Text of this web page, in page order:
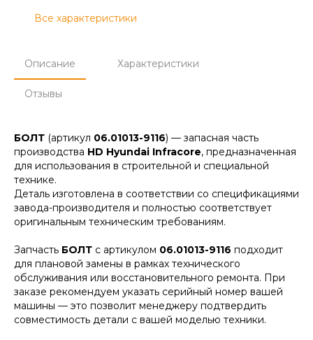
Все характеристики
Описание Характеристики
Отзывы
БОЛТ (артикул 06.01013-9116) — запасная часть
производства HD Hyundai Infracore, предназначенная
для использования в строительной и специальной
технике.
Деталь изготовлена в соответствии со спецификациями
завода-производителя и полностью соответствует
оригинальным техническим требованиям.
Запчасть БОЛТ с артикулом 06.01013-9116 подходит
для плановой замены в рамках технического
обслуживания или восстановительного ремонта. При
заказе рекомендуем указать серийный номер вашей
машины — это позволит менеджеру подтвердить
совместимость детали с вашей моделью техники.